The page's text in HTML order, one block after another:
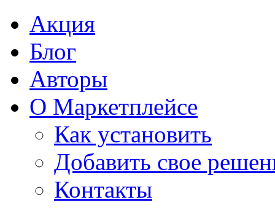
Акция
Блог
Авторы
О Маркетплейсе
Как установить
Добавить свое
Контакты